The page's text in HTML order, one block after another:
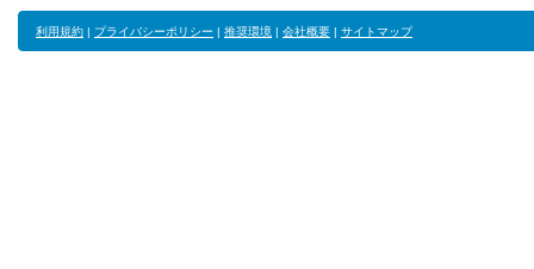
利用規約 | プライバシーポリシー | 推奨環境 | 会社概要 | サイトマップ